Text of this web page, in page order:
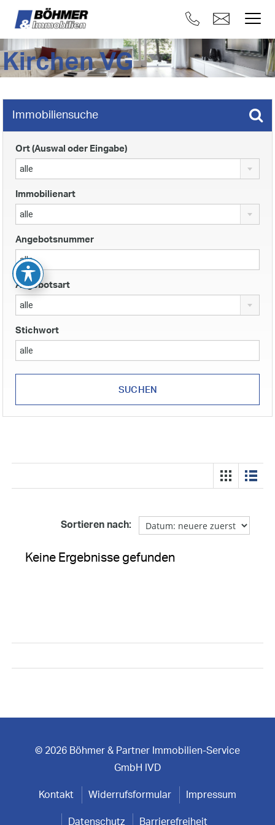
Kirchen VG
Sortieren nach:
Keine Ergebnisse gefunden
Immobiliensuche
Ort (Auswal oder Eingabe)
alle
Immobilienart
alle
Angebotsnummer
Angebotsart
alle
Stichwort
© 2026 Böhmer & Partner Immobilien-Service
GmbH IVD
Kontakt Widerrufsformular Impressum
Datenschutz Barrierefreiheit